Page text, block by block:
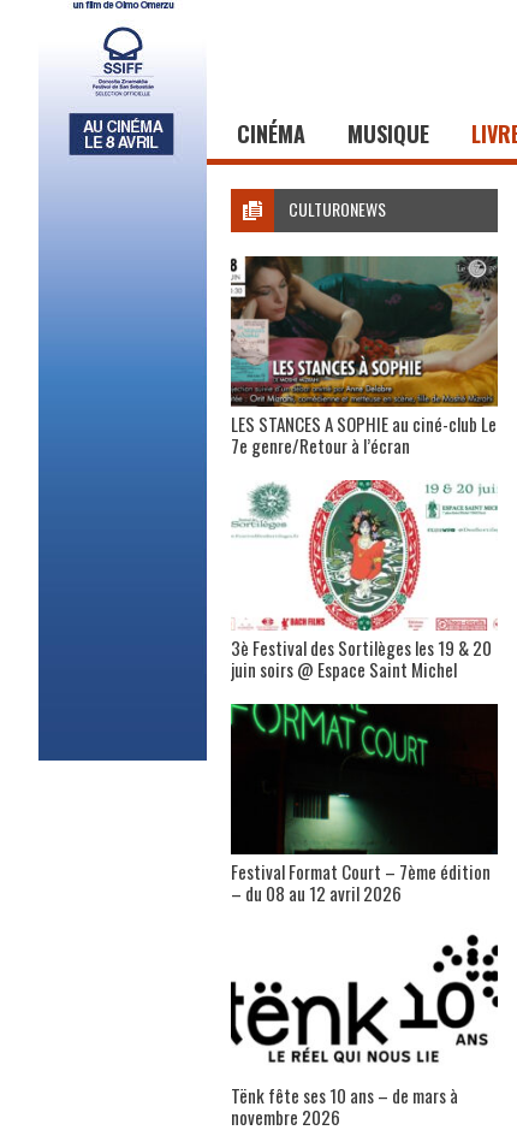
CINÉMA MUSIQUE
CULTURONEWS
LES STANCES A SOPHIE au ciné-club Le
7e genre/Retour à l’écran
3è Festival des Sortilèges les 19 & 20
juin soirs @ Espace Saint Michel
Festival Format Court – 7ème édition
– du 08 au 12 avril 2026
Tënk fête ses 10 ans – de mars à
novembre 2026